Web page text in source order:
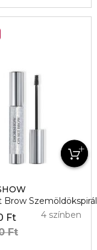
Brow Szemöldökspirál
Ft
Ft
4 színben